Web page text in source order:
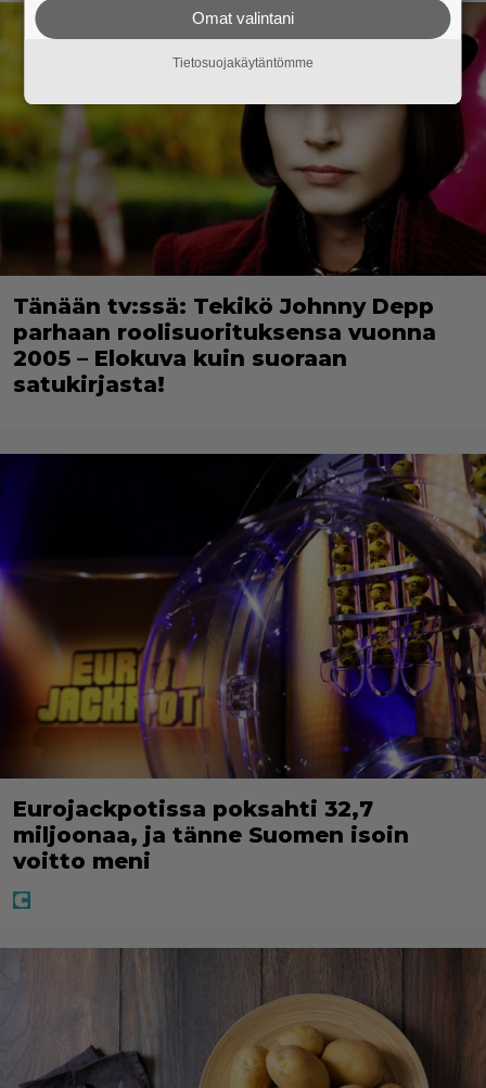
Tänään tv:ssä: Tekikö Johnny Depp
parhaan roolisuorituksensa vuonna
2005 – Elokuva kuin suoraan
satukirjasta!
Eurojackpotissa poksahti 32,7
miljoonaa, ja tänne Suomen isoin
voitto meni
Omat valintani
Tietosuojakäytäntömme